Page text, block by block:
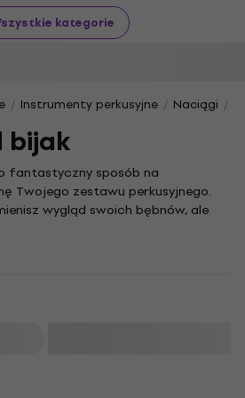
kategorie
Instrumenty perkusyjne Naciągi
bijak
fantastyczny sposób na
Twojego zestawu perkusyjnego.
wygląd swoich bębnów, ale
prosta, a wszechstronność